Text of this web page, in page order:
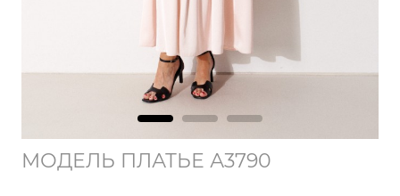
МОДЕЛЬ ПЛАТЬЕ А3790